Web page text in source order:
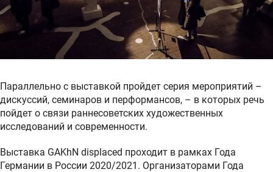
Параллельно с выставкой пройдет серия мероприятий –
дискуссий, семинаров и перформансов, – в которых речь
пойдет о связи раннесоветских художественных
исследований и современности.
Выставка GAKhN displaced проходит в рамках Года
Германии в России 2020/2021. Организаторами Года